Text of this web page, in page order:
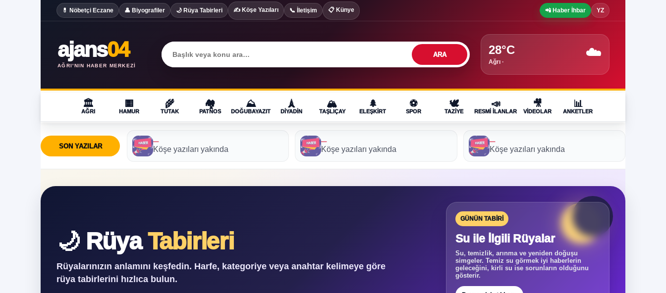
💊 Nöbetçi Eczane 👤 Biyografiler 🌙 Rüya Tabirleri ✍️ Köşe Yazıları 📞 İletişim 📋 Künye 📲 Haber İhbar YZ
ajans04
AĞRI'NIN HABER MERKEZI
ARA 28°C
Ağrı ·
☁️
🏛️
AĞRI
🟨
HAMUR
🌾
TUTAK
🏘️
PATNOS
⛰️
DOĞUBAYAZIT
🗼
DIYADIN
🏔️
TAŞLIÇAY
🌲
ELEŞKIRT
⚽
SPOR
🕊️
TAZIYE
📣
RESMI İLANLAR
🎥
VIDEOLAR
📊
ANKETLER
SON YAZILAR
—
Köşe yazıları yakında
—
Köşe yazıları yakında
—
Köşe yazıları yakında
🌙 RüyaTabirleri
Rüyalarınızın anlamını keşfedin. Harfe, kategoriye veya anahtar kelimeye göre
rüya tabirlerini hızlıca bulun.
GÜNÜN TABIRI
Su ile İlgili Rüyalar
Su, temizlik, arınma ve yeniden doğuşu
simgeler. Temiz su görmek iyi haberlerin
geleceğini, kirli su ise sorunların olduğunu
gösterir.